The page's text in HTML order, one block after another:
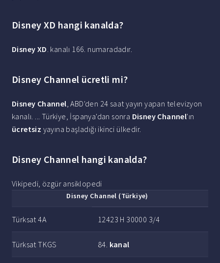
Disney XD hangi kanalda?
Disney XD. kanalı 166. numaradadır.
Disney Channel ücretli mi?
Disney Channel, ABD'den 24 saat yayın yapan televizyon
kanalı. ... Türkiye, İspanya'dan sonra Disney Channel'ın
ücretsiz yayına başladığı ikinci ülkedir.
Disney Channel hangi kanalda?
Vikipedi, özgür ansiklopedi
Disney Channel (Türkiye)
Türksat 4A 12423 H 30000 3/4
Türksat TKGS 84. kanal